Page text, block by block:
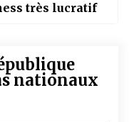
très lucratif
nationaux